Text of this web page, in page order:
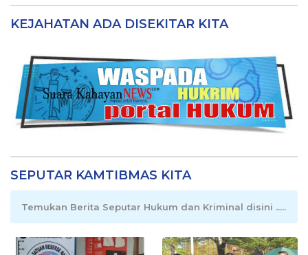
KEJAHATAN ADA DISEKITAR KITA
SEPUTAR KAMTIBMAS KITA
Temukan Berita Seputar Hukum dan Kriminal disini .....